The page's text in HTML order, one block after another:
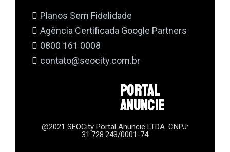
Planos Sem Fidelidade
Agência Certificada Google Partners
0800 161 0008
contato@seocity.com.br
PORTAL
ANUNCIE
@2021 SEOCity Portal Anuncie LTDA. CNPJ:
31.728.243/0001-74